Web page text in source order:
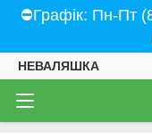
⛔Графік: Пн-Пт
НЕВАЛЯШКА